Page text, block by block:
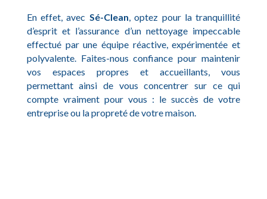
En effet, avec Sé-Clean , optez pour la tranquillité
d’esprit et l’assurance d’un nettoyage impeccable
effectué par une équipe réactive, expérimentée et
polyvalente. Faites-nous confiance pour maintenir
vos espaces propres et accueillants, vous
permettant ainsi de vous concentrer sur ce qui
compte vraiment pour vous : le succès de votre
entreprise ou la propreté de votre maison.